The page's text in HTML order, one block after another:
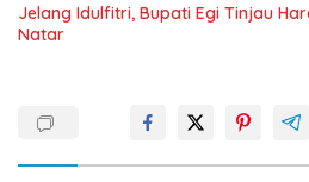
Jelang Idulfitri, Bupati Egi Tinjau
Natar